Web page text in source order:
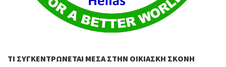
ΤΙ ΣΥΓΚΕΝΤΡΏΝΕΤΑΙ ΜΈΣΑ ΣΤΗΝ ΟΙΚΙΑΣΚΉ ΣΚΌΝΗ